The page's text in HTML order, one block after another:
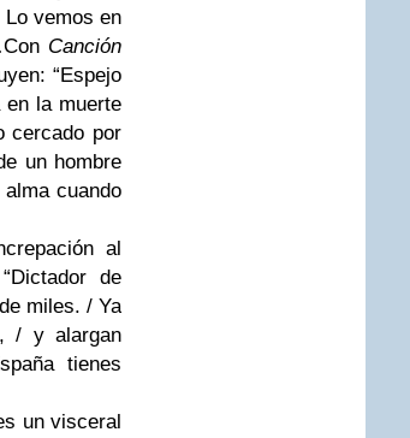
vemos en
Con Canción
“Espejo
la muerte
cercado por
un hombre
cuando
al
de
miles. / Ya
/ y alargan
tienes
un visceral